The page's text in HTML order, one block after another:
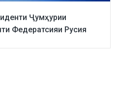
Ҷумҳурии
Федератсияи Русия